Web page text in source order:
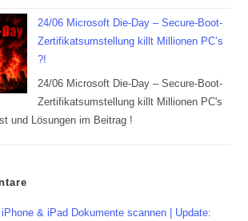
24/06 Microsoft Die-Day – Secure-Boot-
Zertifikatsumstellung killt Millionen PC’s
?!
24/06 Microsoft Die-Day – Secure-Boot-
Zertifikatsumstellung killt Millionen PC's
und Lösungen im Beitrag !
iPhone & iPad Dokumente scannen | Update: